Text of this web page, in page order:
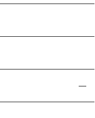
転載、無断使用は固くお断り